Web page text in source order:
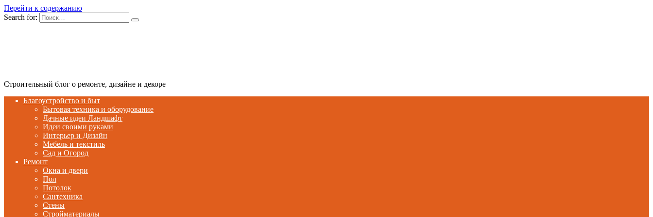
Перейти к содержанию
Search for:
Строительный блог о ремонте, дизайне и декоре
Благоустройство и быт
Бытовая техника и оборудование
Дачные идеи Ландшафт
Идеи своими руками
Интерьер и Дизайн
Мебель и текстиль
Сад и Огород
Ремонт
Окна и двери
Пол
Потолок
Сантехника
Стены
Стройматериалы